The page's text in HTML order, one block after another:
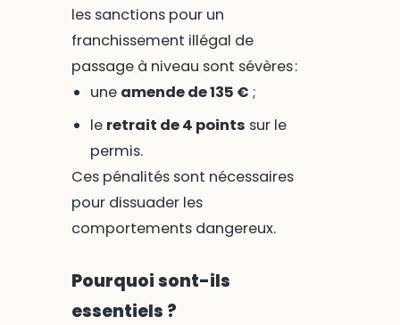
les sanctions pour un
franchissement illégal de
passage à niveau sont sévères :
une amende de 135 € ;
le retrait de 4 points sur le
permis.
Ces pénalités sont nécessaires
pour dissuader les
comportements dangereux.
Pourquoi sont-ils
essentiels ?